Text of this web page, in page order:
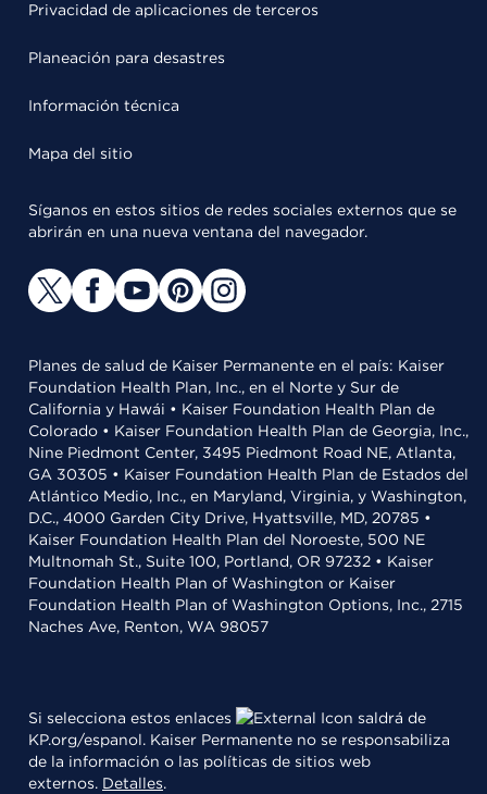
Privacidad de aplicaciones de terceros
Planeación para desastres
Información técnica
Mapa del sitio
Síganos en estos sitios de redes sociales externos que se
abrirán en una nueva ventana del navegador.
Planes de salud de Kaiser Permanente en el país: Kaiser
Foundation Health Plan, Inc., en el Norte y Sur de
California y Hawái • Kaiser Foundation Health Plan de
Colorado • Kaiser Foundation Health Plan de Georgia, Inc.,
Nine Piedmont Center, 3495 Piedmont Road NE, Atlanta,
GA 30305 • Kaiser Foundation Health Plan de Estados del
Atlántico Medio, Inc., en Maryland, Virginia, y Washington,
D.C., 4000 Garden City Drive, Hyattsville, MD, 20785 •
Kaiser Foundation Health Plan del Noroeste, 500 NE
Multnomah St., Suite 100, Portland, OR 97232 • Kaiser
Foundation Health Plan of Washington or Kaiser
Foundation Health Plan of Washington Options, Inc., 2715
Naches Ave, Renton, WA 98057
Si selecciona estos enlaces
saldrá de
KP.org/espanol. Kaiser Permanente no se responsabiliza
de la información o las políticas de sitios web
externos. Detalles.